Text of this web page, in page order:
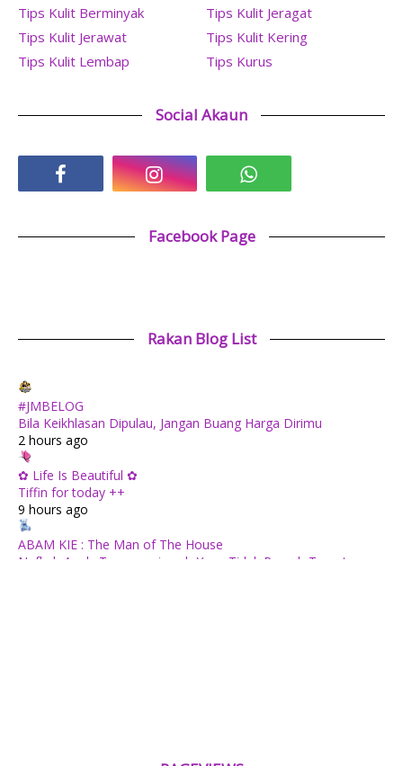
Tips Kulit Berminyak
Tips Kulit Jeragat
Tips Kulit Jerawat
Tips Kulit Kering
Tips Kulit Lembap
Tips Kurus
Social Akaun
Facebook Page
Rakan Blog List
#JMBELOG
Bila Keikhlasan Dipulau, Jangan Buang Harga Dirimu
2 hours ago
✿ Life Is Beautiful ✿
Tiffin for today ++
9 hours ago
ABAM KIE : The Man of The House
Nafkah Anak: Tanggungjawab Yang Tidak Pernah Terputus